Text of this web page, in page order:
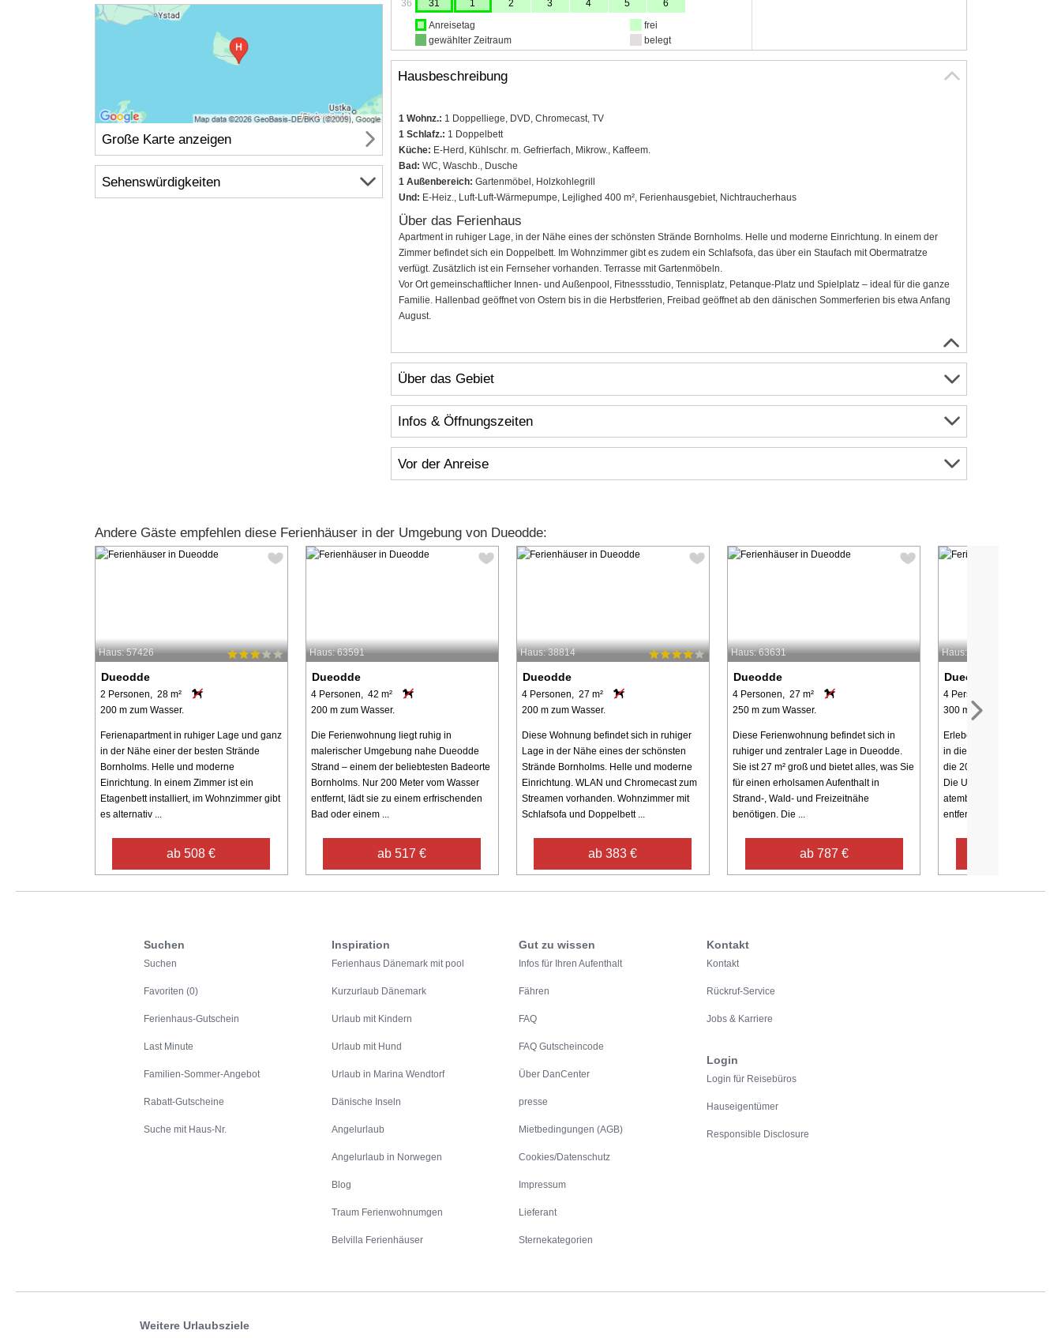
36
31 1 2 3 4 5
6
Anreisetag
gewählter Zeitraum
frei
belegt
Hausbeschreibung
1 Wohnz.: 1 Doppelliege, DVD, Chromecast, TV
1 Schlafz.: 1 Doppelbett
Küche: E-Herd, Kühlschr. m. Gefrierfach, Mikrow., Kaffeem.
Bad: WC, Waschb., Dusche
1 Außenbereich: Gartenmöbel, Holzkohlegrill
Und: E-Heiz., Luft-Luft-Wärmepumpe, Lejlighed 400 m², Ferienhausgebiet, Nichtraucherhaus
Über das Ferienhaus
Apartment in ruhiger Lage, in der Nähe eines der schönsten Strände Bornholms. Helle und moderne Einrichtung. In einem der
Zimmer befindet sich ein Doppelbett. Im Wohnzimmer gibt es zudem ein Schlafsofa, das über ein Staufach mit Obermatratze
verfügt. Zusätzlich ist ein Fernseher vorhanden. Terrasse mit Gartenmöbeln.
Vor Ort gemeinschaftlicher Innen- und Außenpool, Fitnessstudio, Tennisplatz, Petanque-Platz und Spielplatz – ideal für die ganze
Familie. Hallenbad geöffnet von Ostern bis in die Herbstferien, Freibad geöffnet ab den dänischen Sommerferien bis etwa Anfang
August.
Über das Gebiet
Infos & Öffnungszeiten
Vor der Anreise
Große Karte anzeigen
Sehenswürdigkeiten
Andere Gäste empfehlen diese Ferienhäuser in der Umgebung von Dueodde:
Haus: 57426
Dueodde
2 Personen, 28 m²
200 m zum Wasser.
Ferienapartment in ruhiger Lage und ganz
in der Nähe einer der besten Strände
Bornholms. Helle und moderne
Einrichtung. In einem Zimmer ist ein
Etagenbett installiert, im Wohnzimmer gibt
es alternativ ...
ab 508 €
Haus: 63591
Dueodde
4 Personen, 42 m²
200 m zum Wasser.
Die Ferienwohnung liegt ruhig in
malerischer Umgebung nahe Dueodde
Strand – einem der beliebtesten Badeorte
Bornholms. Nur 200 Meter vom Wasser
entfernt, lädt sie zu einem erfrischenden
Bad oder einem ...
ab 517 €
Haus: 38814
Dueodde
4 Personen, 27 m²
200 m zum Wasser.
Diese Wohnung befindet sich in ruhiger
Lage in der Nähe eines der schönsten
Strände Bornholms. Helle und moderne
Einrichtung. WLAN und Chromecast zum
Streamen vorhanden. Wohnzimmer mit
Schlafsofa und Doppelbett ...
ab 383 €
Haus: 63631
Dueodde
4 Personen, 27 m²
250 m zum Wasser.
Diese Ferienwohnung befindet sich in
ruhiger und zentraler Lage in Dueodde.
Sie ist 27 m² groß und bietet alles, was Sie
für einen erholsamen Aufenthalt in
Strand-, Wald- und Freizeitnähe
benötigen. Die ...
ab 787 €
Haus: 60463
Dueodde
4 Personen, 27 m²
300 m zum Wasser.
Erleben Sie einen
in dieser neu renovierten
die 2023 sorgfältig
Die Unterkunft liegt nur
atemberaubenden Strand
entfernt ...
Suchen
Suchen
Favoriten (0)
Ferienhaus-Gutschein
Last Minute
Familien-Sommer-Angebot
Rabatt-Gutscheine
Suche mit Haus-Nr.
Inspiration
Ferienhaus Dänemark mit pool
Kurzurlaub Dänemark
Urlaub mit Kindern
Urlaub mit Hund
Urlaub in Marina Wendtorf
Dänische Inseln
Angelurlaub
Angelurlaub in Norwegen
Blog
Traum Ferienwohnumgen
Belvilla Ferienhäuser
Gut zu wissen
Infos für Ihren Aufenthalt
Fähren
FAQ
FAQ Gutscheincode
Über DanCenter
presse
Mietbedingungen (AGB)
Cookies/Datenschutz
Impressum
Lieferant
Sternekategorien
Kontakt
Kontakt
Rückruf-Service
Jobs & Karriere
Login
Login für Reisebüros
Hauseigentümer
Responsible Disclosure
Weitere Urlaubsziele